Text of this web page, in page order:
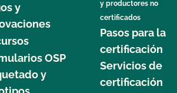
y
OSP
y
y productores no
certificados
Pasos para la
certificación
Servicios de
certificación